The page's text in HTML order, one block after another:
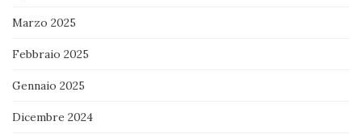
Marzo 2025
Febbraio 2025
Gennaio 2025
Dicembre 2024